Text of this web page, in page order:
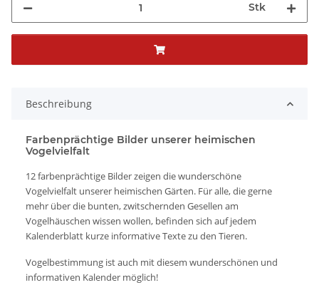
Stk
Beschreibung
Farbenprächtige Bilder unserer heimischen
Vogelvielfalt
12 farbenprächtige Bilder zeigen die wunderschöne
Vogelvielfalt unserer heimischen Gärten. Für alle, die gerne
mehr über die bunten, zwitschernden Gesellen am
Vogelhäuschen wissen wollen, befinden sich auf jedem
Kalenderblatt kurze informative Texte zu den Tieren.
Vogelbestimmung ist auch mit diesem wunderschönen und
informativen Kalender möglich!